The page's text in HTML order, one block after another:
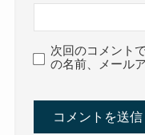
次回のコメント
の名前、メール